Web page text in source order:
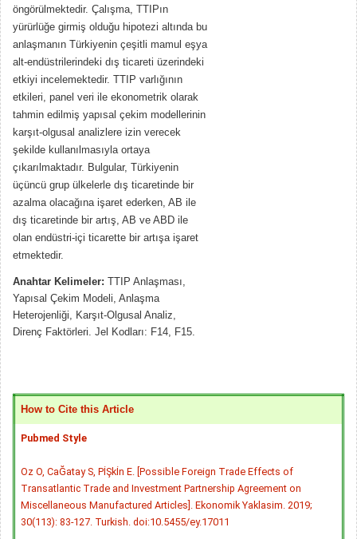
öngörülmektedir. Çalışma, TTIPın
yürürlüğe girmiş olduğu hipotezi altında bu
anlaşmanın Türkiyenin çeşitli mamul eşya
alt-endüstrilerindeki dış ticareti üzerindeki
etkiyi incelemektedir. TTIP varlığının
etkileri, panel veri ile ekonometrik olarak
tahmin edilmiş yapısal çekim modellerinin
karşıt-olgusal analizlere izin verecek
şekilde kullanılmasıyla ortaya
çıkarılmaktadır. Bulgular, Türkiyenin
üçüncü grup ülkelerle dış ticaretinde bir
azalma olacağına işaret ederken, AB ile
dış ticaretinde bir artış, AB ve ABD ile
olan endüstri-içi ticarette bir artışa işaret
etmektedir.
Anahtar Kelimeler: TTIP Anlaşması,
Yapısal Çekim Modeli, Anlaşma
Heterojenliği, Karşıt-Olgusal Analiz,
Direnç Faktörleri. Jel Kodları: F14, F15.
How to Cite this Article
Pubmed Style
Oz O, CaĞatay S, PİŞkİn E. [Possible Foreign Trade Effects of
Transatlantic Trade and Investment Partnership Agreement on
Miscellaneous Manufactured Articles]. Ekonomik Yaklasim. 2019;
30(113): 83-127. Turkish. doi:10.5455/ey.17011